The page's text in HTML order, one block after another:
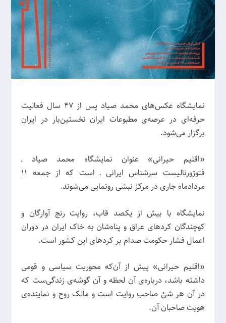
نمایشگاه عکس‌های محمد صیاد پس از ۴٧ سال فعالیت
حرفه‌ای در عرصه‌ی مطبوعات ایران نخستین‌بار در ایران
برگزار می‌شود.
«اقلیم حیرانی» عنوان نمایشگاه محمد صیاد ـ
فتوژورنالیست سرشناس ایرانی ـ است که از جمعه ١١
مردادماه جاری در مرکز نبشی رونمایی می‌شوند.
نمایشگاه با بیش از یکصد قاب، روایت رنج آوارگان و
کوچندگان کردهای عراق و پناه‌شان به خاک ایران در دوران
اعمال فشار حکومت صدام بر کردهای این کشور است.
«اقلیم حیرانی» پیش از آن‌که محوریت سیاسی و قومی
داشته باشد، درباره‌ی آن لحظه و آن گوشه‌‌ی زندگی‌‌ست که
در آن هر شئ صاحب روایت است و مالک روح و نماینده‌ی
هویت صاحبان آن.